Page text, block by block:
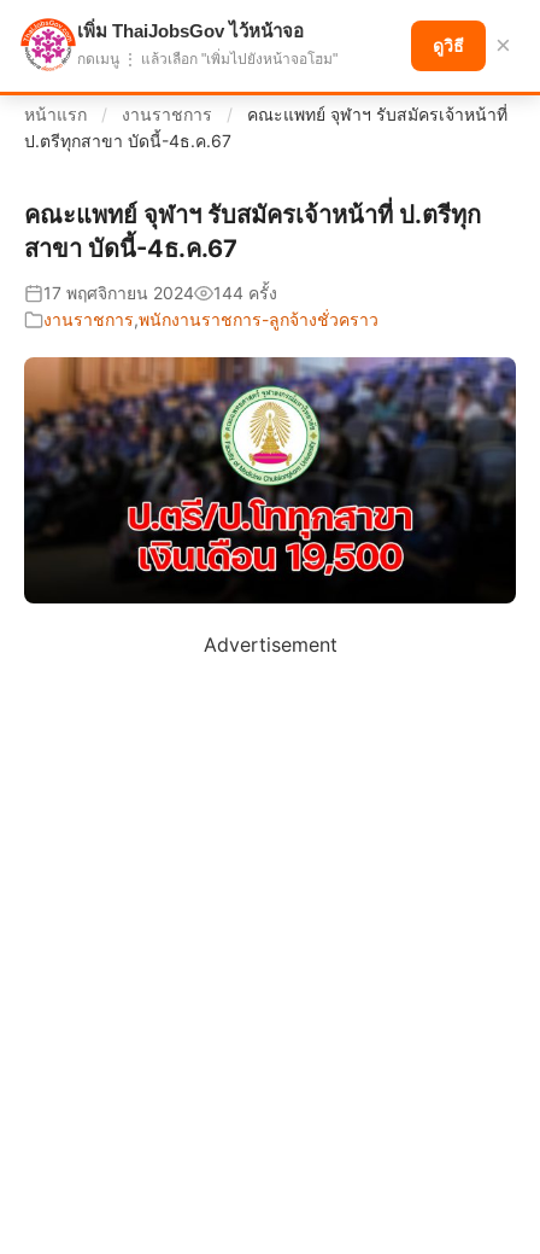
แบ่งปันโอกาส เพื่ออนาคตที่ก้าวหน้า
หน้าแรก / งานราชการ /
คณะแพทย์ จุฬาฯ รับสมัครเจ้าหน้าที่
ป.ตรีทุกสาขา บัดนี้-4ธ.ค.67
คณะแพทย์ จุฬาฯ รับสมัครเจ้าหน้าที่ ป.ตรีทุก
สาขา บัดนี้-4ธ.ค.67
17 พฤศจิกายน 2024
144 ครั้ง
งานราชการ,พนักงานราชการ-ลูกจ้างชั่วคราว
Advertisement
เพิ่ม ThaiJobsGov ไว้หน้าจอ
กดเมนู ⋮ แล้วเลือก "เพิ่มไปยังหน้าจอโฮม"
ดูวิธี ×